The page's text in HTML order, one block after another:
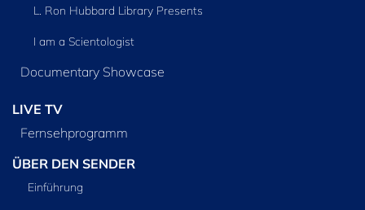
L. Ron Hubbard Library Presents
I am a Scientologist
Documentary Showcase
LIVE TV
Fernsehprogramm
ÜBER DEN SENDER
Einführung